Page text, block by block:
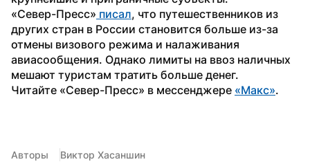
«Север-Пресс» писал, что путешественников из
других стран в России становится больше из-за
отмены визового режима и налаживания
авиасообщения. Однако лимиты на ввоз наличных
мешают туристам тратить больше денег.
Читайте «Север-Пресс» в мессенджере «Макс».
Авторы Виктор Хасаншин